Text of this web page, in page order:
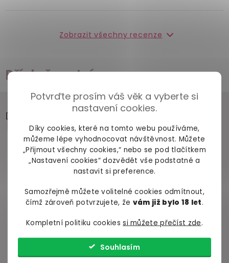
Potvrďte prosím váš věk a vyberte si
nastavení cookies.
Díky cookies, které na tomto webu používáme,
můžeme lépe vyhodnocovat návštěvnost. Můžete
„Přijmout všechny cookies,“ nebo se pod tlačítkem
„Nastavení cookies“ dozvědět vše podstatné a
nastavit si preference.
Samozřejmě můžete volitelné cookies odmítnout,
čímž zároveň potvrzujete, že vám již bylo 18 let.
Kompletní politiku cookiessi můžete přečíst zde.
Souhlasím
Příslušenství
Zobrazit všechny recenze
Doporučujeme přikoupit